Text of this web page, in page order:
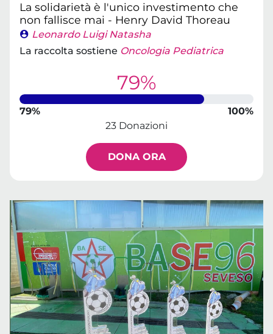
La solidarietà è l'unico investimento che
non fallisce mai - Henry David Thoreau
Leonardo Luigi Natasha
La raccolta sostiene Oncologia Pediatrica
79%
79%
100%
23 Donazioni
DONA ORA